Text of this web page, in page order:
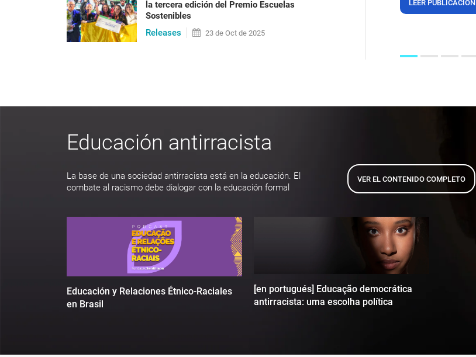
la tercera edición del Premio Escuelas
Sostenibles
Releases
23 de Oct de 2025
LEER PUBLICACIÓN
LEER PUBLICACIÓN
Educación antirracista
La base de una sociedad antirracista está en la educación. El
combate al racismo debe dialogar con la educación formal
VER EL CONTENIDO COMPLETO
Educación y Relaciones Étnico-Raciales
en Brasil
[en portugués] Educação democrática
antirracista: uma escolha política